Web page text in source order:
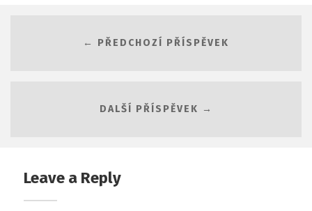
← PŘEDCHOZÍ PŘÍSPĚVEK
DALŠÍ PŘÍSPĚVEK →
Leave a Reply